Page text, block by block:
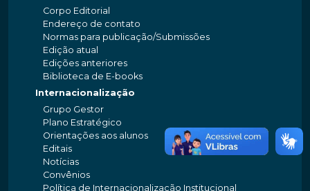
Corpo Editorial
Endereço de contato
Normas para publicação/Submissões
Edição atual
Edições anteriores
Biblioteca de E-books
Internacionalização
Grupo Gestor
Plano Estratégico
Orientações aos alunos
Editais
Notícias
Convênios
Política de Internacionalização Institucional